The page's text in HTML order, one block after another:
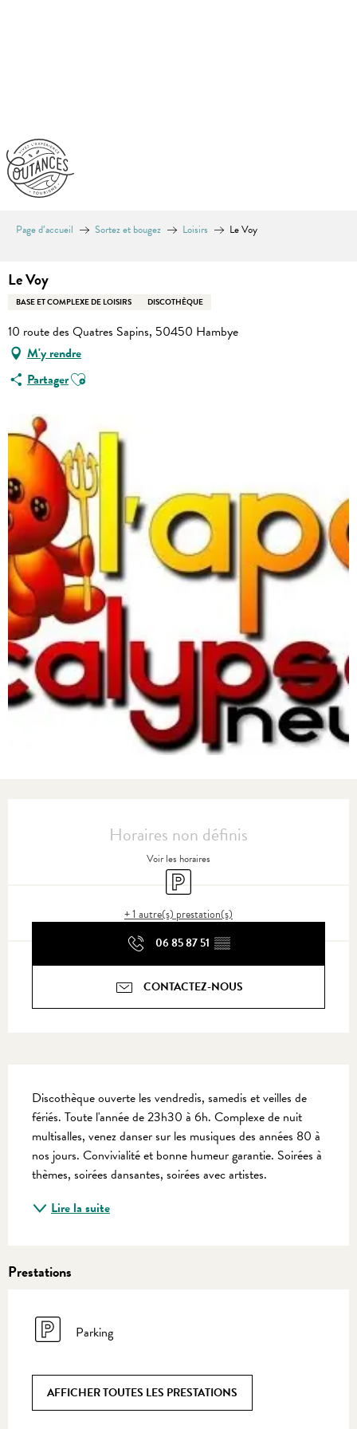
Page d’accueil Sortez et bougez Loisirs Le Voy
Le Voy
BASE ET COMPLEXE DE LOISIRS DISCOTHÈQUE
10 route des Quatres Sapins, 50450 Hambye
M'y rendre
PartagerAjouter aux favoris
Horaires non définis
Voir les horaires
Parking
+ 1 autre(s) prestation(s)
06 85 87 51 ▒▒
CONTACTEZ-NOUS
Discothèque ouverte les vendredis, samedis et veilles de
fériés. Toute l'année de 23h30 à 6h. Complexe de nuit
multisalles, venez danser sur les musiques des années 80 à
nos jours. Convivialité et bonne humeur garantie. Soirées à
thèmes, soirées dansantes, soirées avec artistes.
Lire la suite
Prestations
Parking
AFFICHER TOUTES LES PRESTATIONS